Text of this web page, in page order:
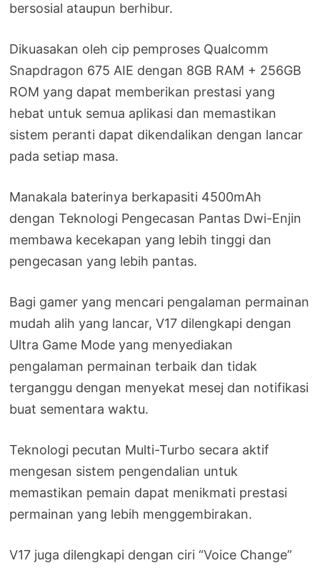
bersosial ataupun berhibur.
Dikuasakan oleh cip pemproses Qualcomm
Snapdragon 675 AIE dengan 8GB RAM + 256GB
ROM yang dapat memberikan prestasi yang
hebat untuk semua aplikasi dan memastikan
sistem peranti dapat dikendalikan dengan lancar
pada setiap masa.
Manakala baterinya berkapasiti 4500mAh
dengan Teknologi Pengecasan Pantas Dwi-Enjin
membawa kecekapan yang lebih tinggi dan
pengecasan yang lebih pantas.
Bagi gamer yang mencari pengalaman permainan
mudah alih yang lancar, V17 dilengkapi dengan
Ultra Game Mode yang menyediakan
pengalaman permainan terbaik dan tidak
terganggu dengan menyekat mesej dan notifikasi
buat sementara waktu.
Teknologi pecutan Multi-Turbo secara aktif
mengesan sistem pengendalian untuk
memastikan pemain dapat menikmati prestasi
permainan yang lebih menggembirakan.
V17 juga dilengkapi dengan ciri “Voice Change”